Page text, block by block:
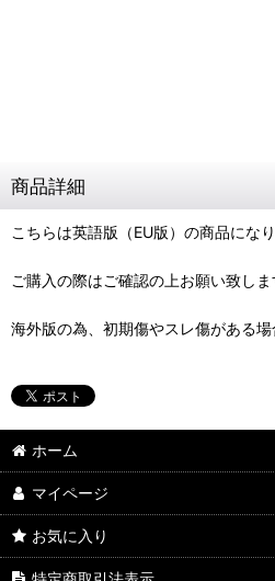
商品詳細
こちらは英語版（EU版）の商品にな
ご購入の際はご確認の上お願い致しま
海外版の為、初期傷やスレ傷がある
ホーム
マイページ
お気に入り